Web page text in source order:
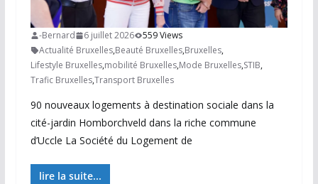
-Bernard 6 juillet 2026
559 Views
Actualité Bruxelles,Beauté Bruxelles,Bruxelles,
Lifestyle Bruxelles,mobilité Bruxelles,Mode Bruxelles,STIB,
Trafic Bruxelles,Transport Bruxelles
90 nouveaux logements à destination sociale dans la
cité-jardin Homborchveld dans la riche commune
d’Uccle La Société du Logement de
lire la suite...